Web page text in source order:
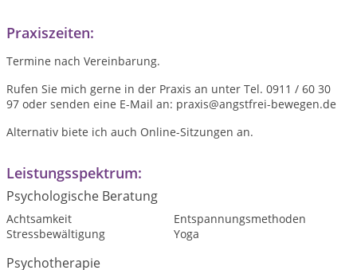
Praxiszeiten:
Termine nach Vereinbarung.
Rufen Sie mich gerne in der Praxis an unter Tel. 0911 / 60 30
97 oder senden eine E-Mail an: praxis@angstfrei-bewegen.de
Alternativ biete ich auch Online-Sitzungen an.
Leistungsspektrum:
Psychologische Beratung
Achtsamkeit
Entspannungsmethoden
Stressbewältigung
Yoga
Psychotherapie